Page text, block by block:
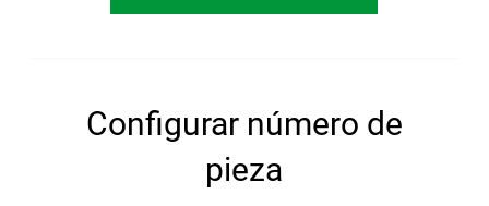
Configurar número de
pieza